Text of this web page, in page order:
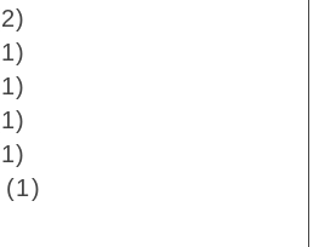
(1)